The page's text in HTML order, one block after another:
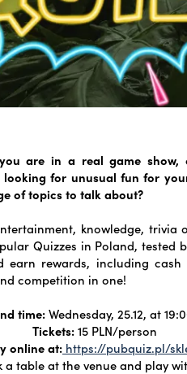
are in a real game show,
looking for unusual fun for
of topics to talk about?
knowledge,
Quizzes in Poland, tested
earn rewards, including
competition in one!
time:Wednesday, 25.12, at
Tickets:15 PLN/person
online at: https://pubquiz.pl/
a table at the venue and play